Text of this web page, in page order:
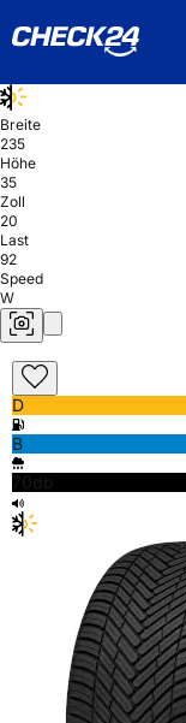
Breite
235
Höhe
35
Zoll
20
Last
92
Speed
W
D
B
70db